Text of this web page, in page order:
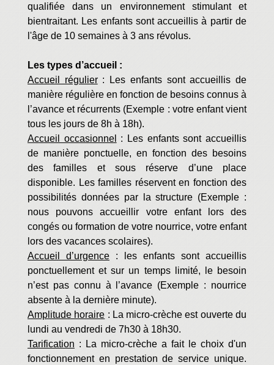
qualifiée dans un environnement stimulant et
bientraitant. Les enfants sont accueillis à partir de
l'âge de 10 semaines à 3 ans révolus.
Les types d’accueil :
Accueil régulier: Les enfants sont accueillis de
manière régulière en fonction de besoins connus à
l’avance et récurrents (Exemple : votre enfant vient
tous les jours de 8h à 18h).
Accueil occasionnel
: Les enfants sont accueillis
de manière ponctuelle, en fonction des besoins
des familles et sous réserve d’une place
disponible. Les familles réservent en fonction des
possibilités données par la structure (Exemple :
nous pouvons accueillir votre enfant lors des
congés ou formation de votre nourrice, votre enfant
lors des vacances scolaires).
Accueil d’urgence : les enfants sont accueillis
ponctuellement et sur un temps limité, le besoin
n’est pas connu à l’avance (Exemple : nourrice
absente à la dernière minute).
Amplitude horaire : La micro-crèche est ouverte du
lundi au vendredi de 7h30 à 18h30.
Tarification : La micro-crèche a fait le choix d'un
fonctionnement en prestation de service unique.